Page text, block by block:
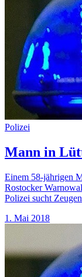
Polizei
Mann in
Einem 58-jährigen
Rostocker
Polizei sucht Zeugen
1. Mai 2018